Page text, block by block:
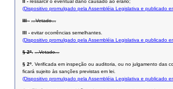
II - ressarcir o eventual dano causado ao erário;
(Dispositivo promulgado pela Assembléia Legislativa e publicado
III - ...Vetado...
III - evitar ocorrências semelhantes.
(Dispositivo promulgado pela Assembléia Legislativa e publicado
§ 2º. ...Vetado...
§ 2º. Verificada em inspeção ou auditoria, ou no julgamento das
ficará sujeito às sanções previstas em lei.
(Dispositivo promulgado pela Assembléia Legislativa e publicado